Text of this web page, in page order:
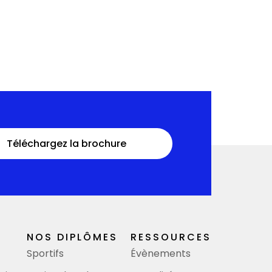
Téléchargez la brochure
NOS DIPLÔMES
Sportifs
RESSOURCES
Évènements